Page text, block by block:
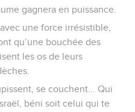
gagnera en puissance.
une force irrésistible,
qu’une bouchée des
les os de leurs
se couchent... Qui
béni soit celui qui te